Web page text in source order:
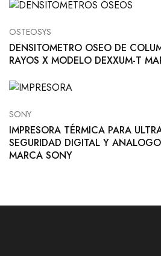
OSTEOSYS
DENSITOMETRO OSEO DE
RAYOS X MODELO DEXXUM-T
SONY
IMPRESORA TÉRMICA PARA
SEGURIDAD DIGITAL Y
MARCA SONY